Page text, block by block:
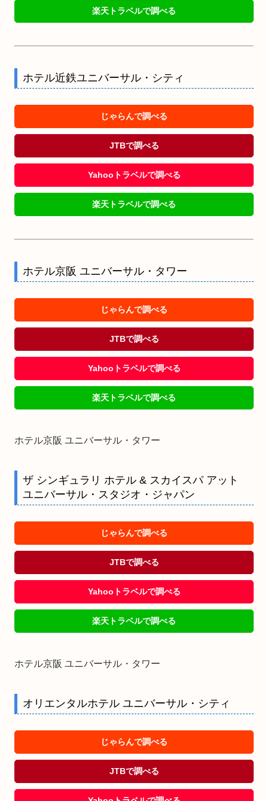
楽天トラベルで調べる
ホテル近鉄ユニバーサル・シティ
じゃらんで調べる
JTBで調べる
Yahooトラベルで調べる
楽天トラベルで調べる
ホテル京阪 ユニバーサル・タワー
じゃらんで調べる
JTBで調べる
Yahooトラベルで調べる
楽天トラベルで調べる
ホテル京阪 ユニバーサル・タワー
ザ シンギュラリ ホテル & スカイスパ アット
ユニバーサル・スタジオ・ジャパン
じゃらんで調べる
JTBで調べる
Yahooトラベルで調べる
楽天トラベルで調べる
ホテル京阪 ユニバーサル・タワー
オリエンタルホテル ユニバーサル・シティ
じゃらんで調べる
JTBで調べる